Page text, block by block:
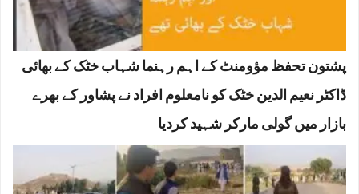
پشتون تحفظ مؤومنٹ کے اہم رہنما شہاب خٹک کے بھائی
ڈاکٹر نعیم الدین خٹک کو نامعلوم افراد نے پشاور کے بھرے
بازار میں گولی مارکر شہید کردیا